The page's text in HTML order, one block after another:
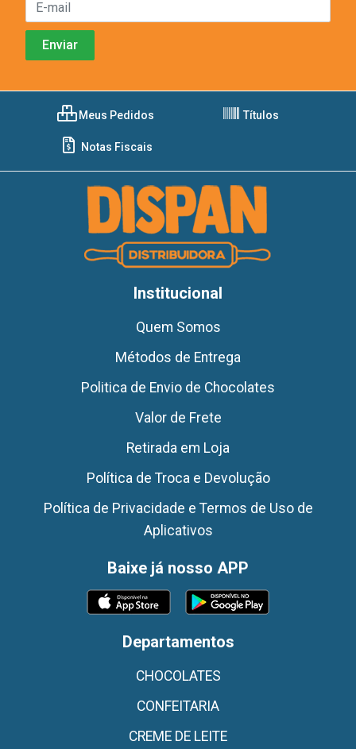
Meus Pedidos Títulos
Notas Fiscais
Institucional
Quem Somos
Métodos de Entrega
Politica de Envio de Chocolates
Valor de Frete
Retirada em Loja
Política de Troca e Devolução
Política de Privacidade e Termos de Uso de
Aplicativos
Baixe já nosso APP
Departamentos
CHOCOLATES
CONFEITARIA
CREME DE LEITE